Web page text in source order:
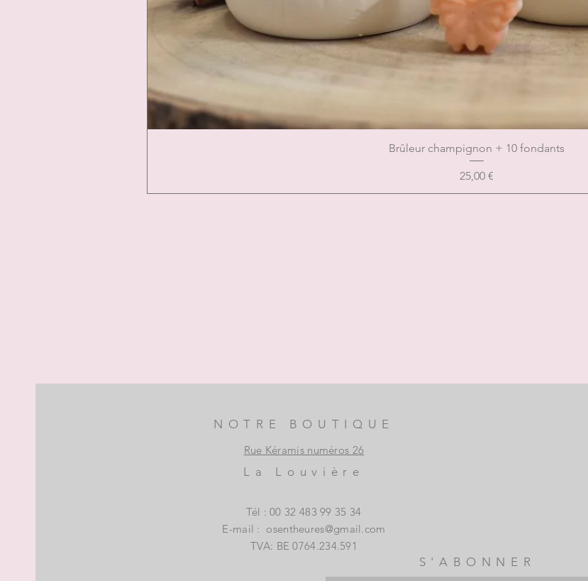
Brûleur champignon + 10 fondants
Prix
25,00 €
NOTRE BOUTIQUE
Rue Kéramis numéros 26
La Louvière
Tél : 00 32 483 99 35 34
E-mail : osentheures@gmail.com
TVA: BE 0764.234.591
S'ABONNER